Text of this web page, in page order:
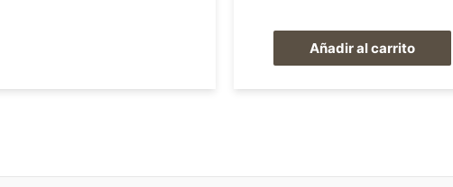
Añadir al carrito